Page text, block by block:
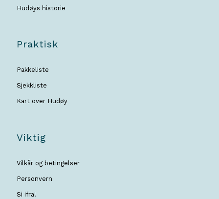
Hudøys historie
Praktisk
Pakkeliste
Sjekkliste
Kart over Hudøy
Viktig
Vilkår og betingelser
Personvern
Si ifra!